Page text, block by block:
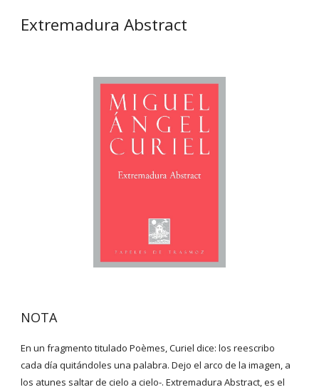
Extremadura Abstract
NOTA
En un fragmento titulado Poèmes, Curiel dice: los reescribo
cada día quitándoles una palabra. Dejo el arco de la imagen, a
los atunes saltar de cielo a cielo-. Extremadura Abstract, es el